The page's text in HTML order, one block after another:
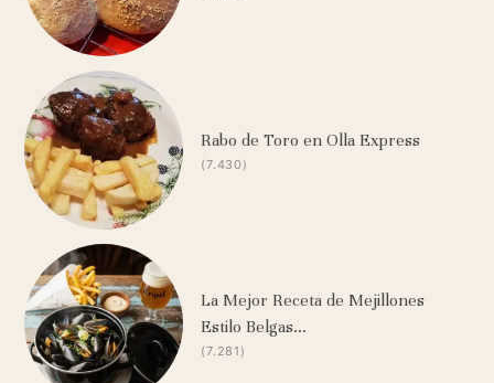
Rabo de Toro en Olla Express
(7.430)
La Mejor Receta de Mejillones
Estilo Belgas…
(7.281)